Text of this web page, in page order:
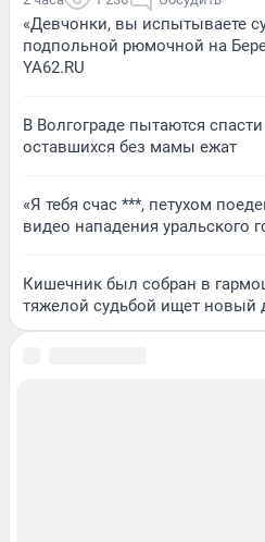
«Девчонки, вы испытываете
подпольной рюмочной на
YA62.RU
В Волгограде пытаются
оставшихся без мамы ежат
«Я тебя счас ***, петухом
видео нападения уральского
Кишечник был собран в
тяжелой судьбой ищет новый